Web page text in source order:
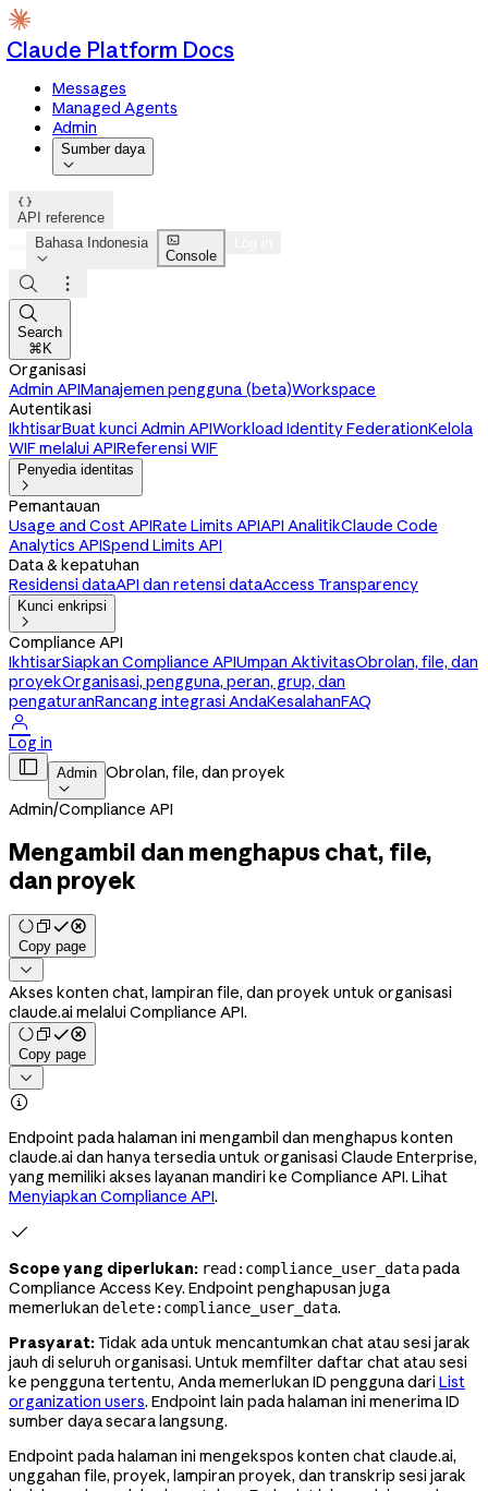
Claude Platform Docs
Messages
Managed Agents
Admin
Sumber daya


API reference
Bahasa Indonesia


Console



Search
⌘K
Organisasi
Admin APIManajemen pengguna (beta)Workspace
Autentikasi
IkhtisarBuat kunci Admin APIWorkload Identity FederationKelola
WIF melalui APIReferensi WIF
Penyedia identitas

Pemantauan
Usage and Cost APIRate Limits APIAPI AnalitikClaude Code
Analytics APISpend Limits API
Data & kepatuhan
Residensi dataAPI dan retensi dataAccess Transparency
Kunci enkripsi

Compliance API
IkhtisarSiapkan Compliance APIUmpan AktivitasObrolan, file, dan
proyekOrganisasi, pengguna, peran, grup, dan
pengaturanRancang integrasi AndaKesalahanFAQ

Log in
 Admin

Obrolan, file, dan proyek
Admin/Compliance API
Mengambil dan menghapus chat, file,
dan proyek
Copy page

Akses konten chat, lampiran file, dan proyek untuk organisasi
claude.ai melalui Compliance API.
Copy page


Endpoint pada halaman ini mengambil dan menghapus konten
claude.ai dan hanya tersedia untuk organisasi Claude Enterprise,
yang memiliki akses layanan mandiri ke Compliance API. Lihat
Menyiapkan Compliance API.

Scope yang diperlukan: read:compliance_user_datapada
Compliance Access Key. Endpoint penghapusan juga
memerlukan delete:compliance_user_data.
Prasyarat:Tidak ada untuk mencantumkan chat atau sesi jarak
jauh di seluruh organisasi. Untuk memfilter daftar chat atau sesi
ke pengguna tertentu, Anda memerlukan ID pengguna dari List
organization users. Endpoint lain pada halaman ini menerima ID
sumber daya secara langsung.
Endpoint pada halaman ini mengekspos konten chat claude.ai,
unggahan file, proyek, lampiran proyek, dan transkrip sesi jarak